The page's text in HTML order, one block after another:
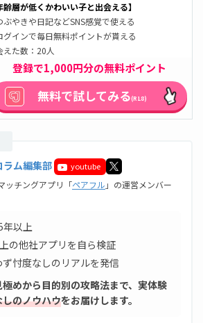
齢層が低くかわいい子と出会える】
ぶやきや日記などSNS感覚で使える
グインで毎日無料ポイントが貰える
えた数：20人
登録で1,000円分の無料ポイント
無料で試してみる(R18)
ラム編集部 youtube
ッチングアプリ「ペアフル 」の運営メンバー
年以上
の他社アプリを自ら検証
ず忖度なしのリアルを発信
めから目的別の攻略法まで、実体験
のノウハウをお届けします。